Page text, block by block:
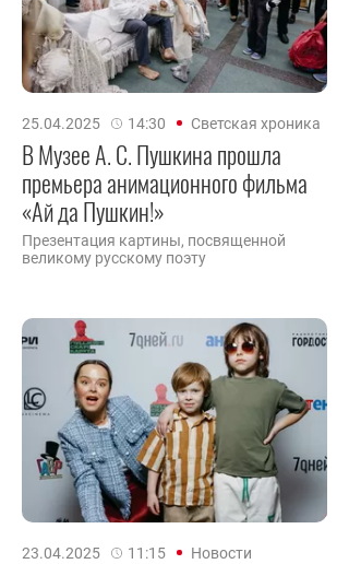
25.04.2025 14:30 Светская хроника
В Музее А. С. Пушкина прошла
премьера анимационного фильма
«Ай да Пушкин!»
Презентация картины, посвященной
великому русскому поэту
23.04.2025 11:15 Новости